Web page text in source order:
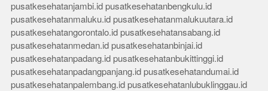
pusatkesehatanjambi.id pusatkesehatanbengkulu.id
pusatkesehatanmaluku.id pusatkesehatanmalukuutara.id
pusatkesehatangorontalo.id pusatkesehatansabang.id
pusatkesehatanmedan.id pusatkesehatanbinjai.id
pusatkesehatanpadang.id pusatkesehatanbukittinggi.id
pusatkesehatanpadangpanjang.id pusatkesehatandumai.id
pusatkesehatanpalembang.id pusatkesehatanlubuklinggau.id